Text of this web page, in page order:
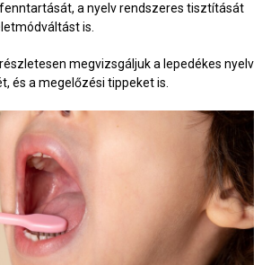
a nyelv rendszeres tisztítását
is.
megvizsgáljuk a lepedékes nyelv
és a megelőzési tippeket is.